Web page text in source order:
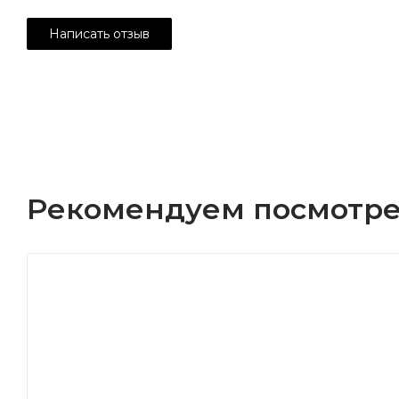
Рекомендуем